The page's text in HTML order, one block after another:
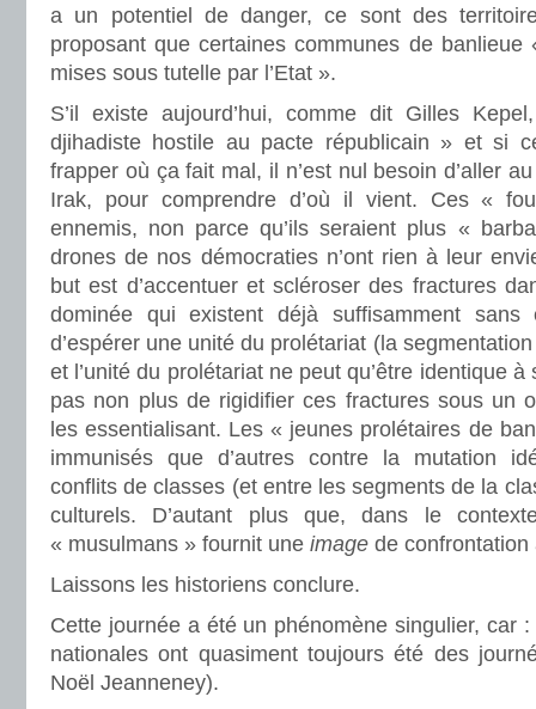
a un potentiel de danger, ce sont des
proposant que certaines communes de banlieue
mises sous tutelle par l’Etat ».
S’il existe aujourd’hui, comme dit Gilles
djihadiste hostile au pacte républicain » et si
frapper où ça fait mal, il n’est nul besoin d’aller
Irak, pour comprendre d’où il vient. Ces «
ennemis, non parce qu’ils seraient plus «
drones de nos démocraties n’ont rien à leur
but est d’accentuer et scléroser des fractures
dominée qui existent déjà suffisamment sans
d’espérer une unité du prolétariat (la
et l’unité du prolétariat ne peut qu’être identique à
pas non plus de rigidifier ces fractures sous un
les essentialisant. Les « jeunes prolétaires de
immunisés que d’autres contre la mutation
conflits de classes (et entre les segments de la
culturels. D’autant plus que, dans le
« musulmans » fournit une image de confrontation
Laissons les historiens conclure.
Cette journée a été un phénomène singulier, car
nationales ont quasiment toujours été des
Noël Jeanneney).